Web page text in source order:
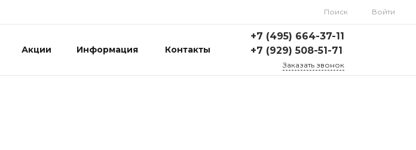
Поиск Войти
Акции Информация Контакты
+7 (495) 664-37-11
+7 (929) 508-51-71
Заказать звонок